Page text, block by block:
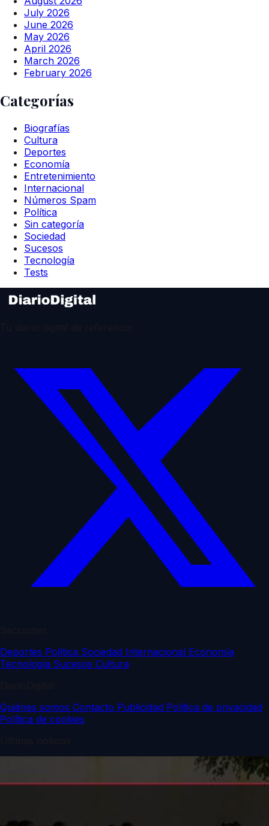
July 2026
June 2026
May 2026
April 2026
March 2026
February 2026
Categorías
Biografías
Cultura
Deportes
Economía
Entretenimiento
Internacional
Números Spam
Política
Sin categoría
Sociedad
Sucesos
Tecnología
Tests
Deportes Política Sociedad Internacional Economía
Tecnología Sucesos Cultura
Quiénes somos Contacto Publicidad Política de privacidad
Política de cookies